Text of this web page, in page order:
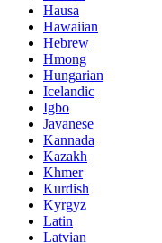
Hausa
Hawaiian
Hebrew
Hmong
Hungarian
Icelandic
Igbo
Javanese
Kannada
Kazakh
Khmer
Kurdish
Kyrgyz
Latin
Latvian